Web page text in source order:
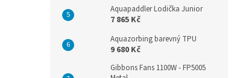
Aquapaddler Lodička Junior
7 865 Kč
Aquazorbing barevný TPU
9 680 Kč
Gibbons Fans 1100W - FP5005